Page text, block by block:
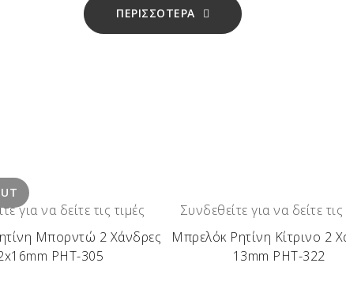
ΠΕΡΙΣΣΟΤΕΡΑ
για να δείτε τις τιμές
Μπορντώ 2 Χάνδρες
ΡΗΤ-305
Συνδεθείτε για να δείτε τις
Μπρελόκ Ρητίνη Κίτρινο 2
13mm ΡΗΤ-322